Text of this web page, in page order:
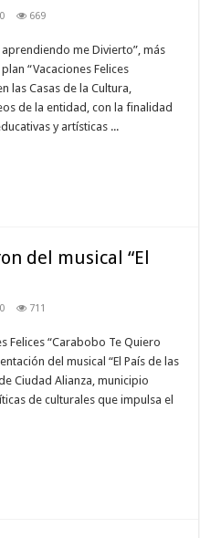
0 669
me Divierto”, más
“Vacaciones Felices
las Casas de la Cultura,
de la entidad, con la finalidad
y artísticas ...
del musical “El
0 711
Felices “Carabobo Te Quiero
del musical “El País de las
Ciudad Alianza, municipio
de culturales que impulsa el